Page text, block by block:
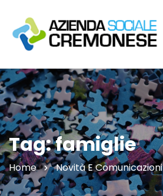
Tag: famiglie
Home Novità E Comunicazioni